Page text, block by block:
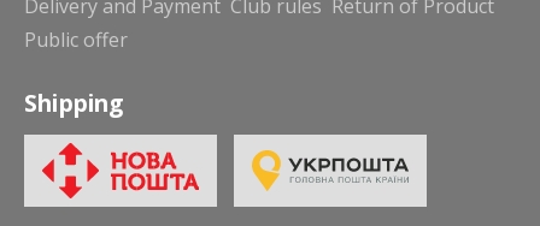
Delivery and Payment Club rules Return of Product
Public offer
Shipping